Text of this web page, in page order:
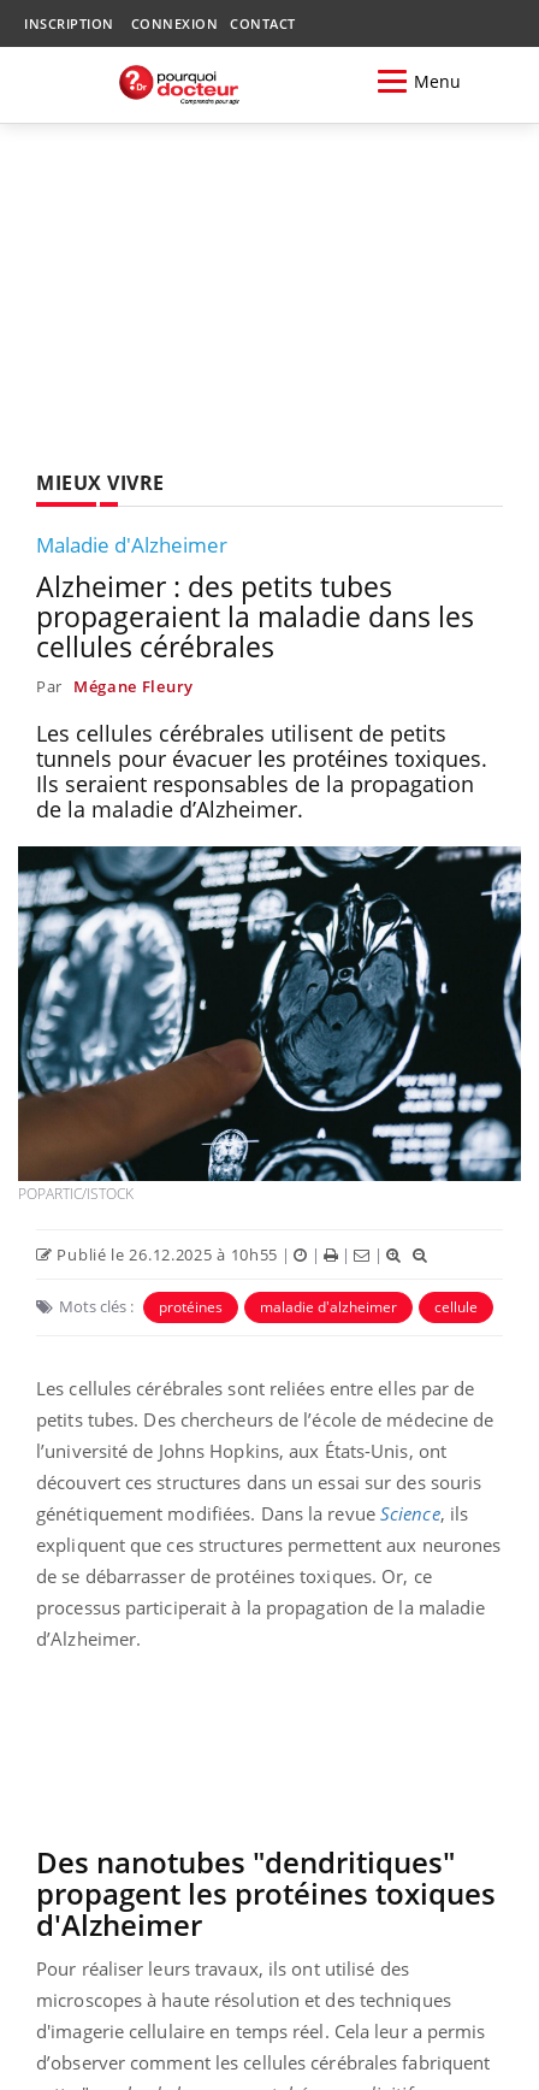
INSCRIPTION CONNEXION CONTACT
Menu
MIEUX VIVRE
Maladie d'Alzheimer
Alzheimer : des petits tubes
propageraient la maladie dans les
cellules cérébrales
Par Mégane Fleury
Les cellules cérébrales utilisent de petits
tunnels pour évacuer les protéines toxiques.
Ils seraient responsables de la propagation
de la maladie d’Alzheimer.
POPARTIC/ISTOCK
Publié le 26.12.2025 à 10h55 | | | |
Mots clés : protéines maladie d'alzheimer cellule
Les cellules cérébrales sont reliées entre elles par de
petits tubes. Des chercheurs de l’école de médecine de
l’université de Johns Hopkins, aux États-Unis, ont
découvert ces structures dans un essai sur des souris
génétiquement modifiées. Dans la revue Science, ils
expliquent que ces structures permettent aux neurones
de se débarrasser de protéines toxiques. Or, ce
processus participerait à la propagation de la maladie
d’Alzheimer.
Des nanotubes "dendritiques"
propagent les protéines toxiques
d'Alzheimer
Pour réaliser leurs travaux, ils ont utilisé des
microscopes à haute résolution et des techniques
d'imagerie cellulaire en temps réel. Cela leur a permis
d’observer comment les cellules cérébrales fabriquent